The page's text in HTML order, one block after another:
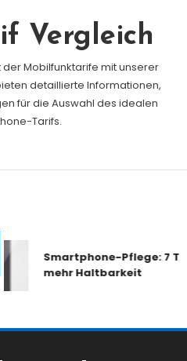
Vergleich
der Mobilfunktarife mit unserer
detaillierte Informationen,
für die Auswahl des idealen
Tarifs.
Smartphone-Pflege: 7
mehr Haltbarkeit